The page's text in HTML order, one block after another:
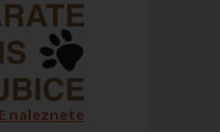
naleznete